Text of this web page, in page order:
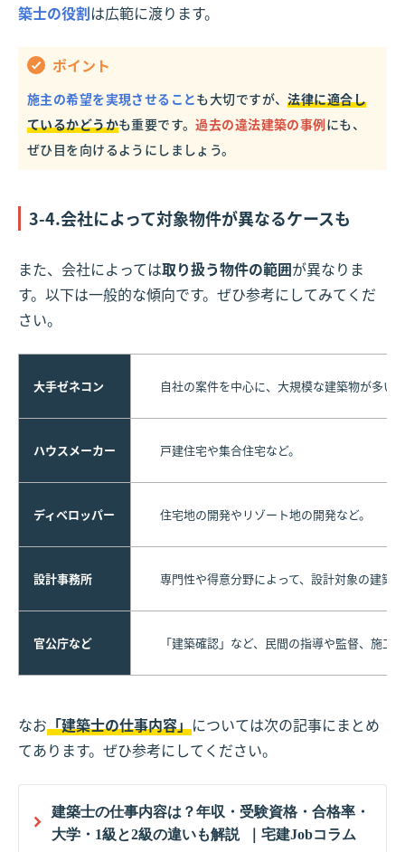
築士の役割は広範に渡ります。
ポイント
施主の希望を実現させることも大切ですが、法律に適合し
ているかどうかも重要です。過去の違法建築の事例にも、
ぜひ目を向けるようにしましょう。
3-4.会社によって対象物件が異なるケースも
また、会社によっては取り扱う物件の範囲が異なりま
す。以下は一般的な傾向です。ぜひ参考にしてみてくだ
さい。
大手ゼネコン 自社の案件を中心に、大規模な建築物が多い
ハウスメーカー 戸建住宅や集合住宅など。
ディベロッパー 住宅地の開発やリゾート地の開発など。
設計事務所 専門性や得意分野によって、設計対象の建築
官公庁など 「建築確認」など、民間の指導や監督、施工
なお「建築士の仕事内容」については次の記事にまとめ
てあります。ぜひ参考にしてください。
建築士の仕事内容は？年収・受験資格・合格率・
大学・1級と2級の違いも解説 ｜宅建Jobコラム